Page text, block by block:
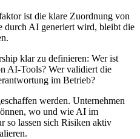
ist die klare Zuordnung von
durch AI generiert wird, bleibt die
klar zu definieren: Wer ist
AI-Tools? Wer validiert die
im Betrieb?
werden. Unternehmen
wo und wie AI im
so lassen sich Risiken aktiv